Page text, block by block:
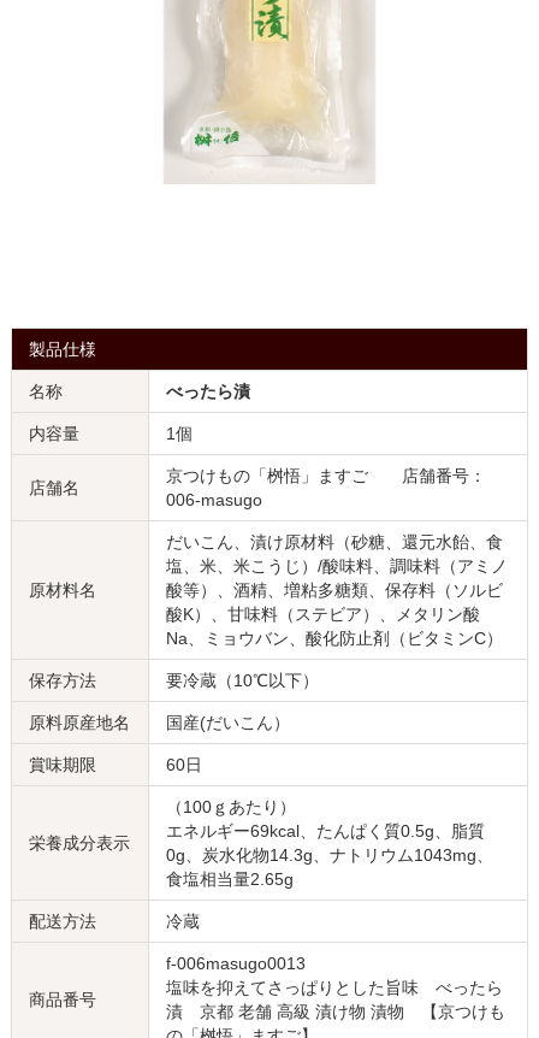
製品仕様
名称 べったら漬
内容量 1個
店舗名
京つけもの「桝悟」ますご 店舗番号：
006-masugo
原材料名
だいこん、漬け原材料（砂糖、還元水飴、食
塩、米、米こうじ）/酸味料、調味料（アミノ
酸等）、酒精、増粘多糖類、保存料（ソルビ
酸K）、甘味料（ステビア）、メタリン酸
Na、ミョウバン、酸化防止剤（ビタミンC）
保存方法 要冷蔵（10℃以下）
原料原産地名 国産(だいこん）
賞味期限 60日
栄養成分表示
（100ｇあたり）
エネルギー69kcal、たんぱく質0.5g、脂質
0g、炭水化物14.3g、ナトリウム1043mg、
食塩相当量2.65g
配送方法 冷蔵
商品番号
f-006masugo0013
塩味を抑えてさっぱりとした旨味 べったら
漬 京都 老舗 高級 漬け物 漬物 【京つけも